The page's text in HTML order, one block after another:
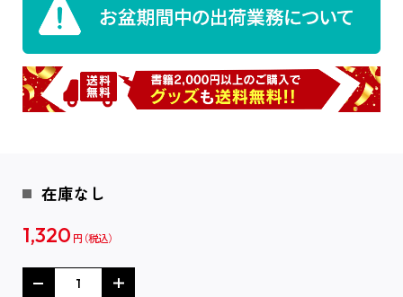
在庫なし
1,320 円